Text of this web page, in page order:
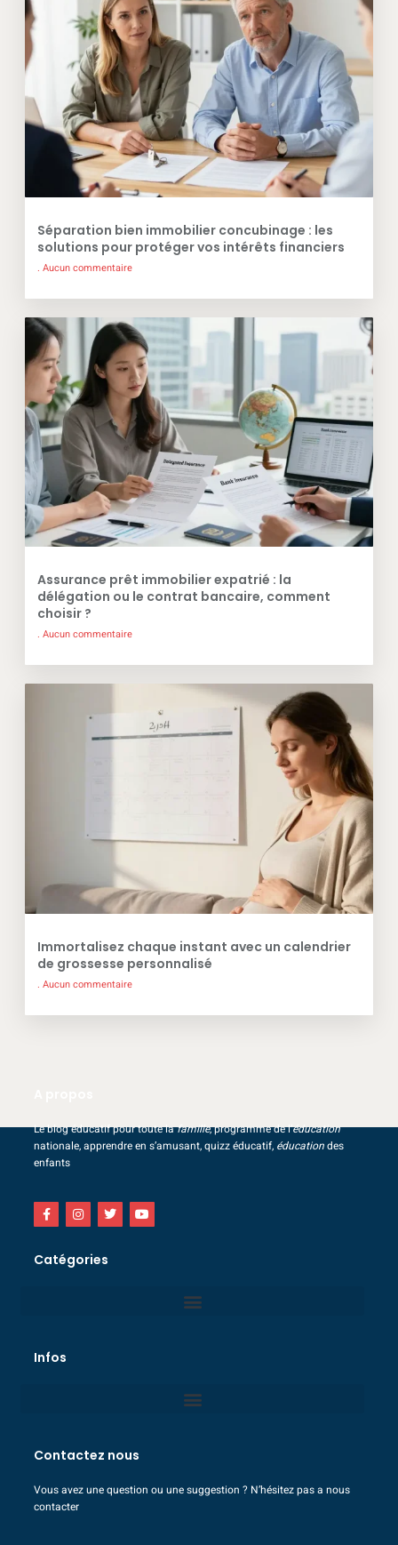
Séparation bien immobilier concubinage : les
solutions pour protéger vos intérêts financiers
Aucun commentaire
Assurance prêt immobilier expatrié : la
délégation ou le contrat bancaire, comment
choisir ?
Aucun commentaire
Immortalisez chaque instant avec un calendrier
de grossesse personnalisé
Aucun commentaire
Le blog éducatif pour toute lafamille, programme de l’éducation
nationale, apprendre en s’amusant, quizz éducatif, éducationdes
enfants
Catégories
Infos
Contactez nous
Vous avez une question ou une suggestion ? N’hésitez pas a nous
contacter